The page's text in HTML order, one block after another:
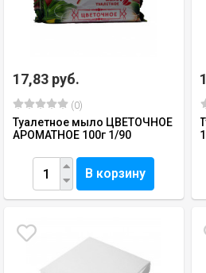
17,83 руб.
(0)
Туалетное мыло ЦВЕТОЧНОЕ
АРОМАТНОЕ 100г 1/90
В корзину